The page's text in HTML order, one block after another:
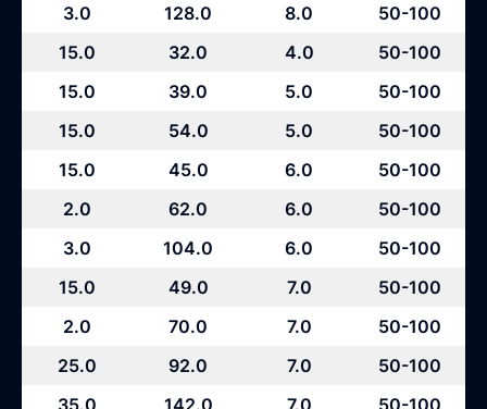
3.0
128.0 8.0
50-100
15.0
32.0 4.0
50-100
15.0
39.0 5.0
50-100
15.0
54.0 5.0
50-100
15.0
45.0 6.0
50-100
2.0
62.0 6.0
50-100
3.0
104.0 6.0
50-100
15.0
49.0 7.0
50-100
2.0
70.0 7.0
50-100
25.0
92.0 7.0
50-100
35.0
142.0 7.0 50-100